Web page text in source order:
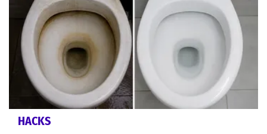
HACKS